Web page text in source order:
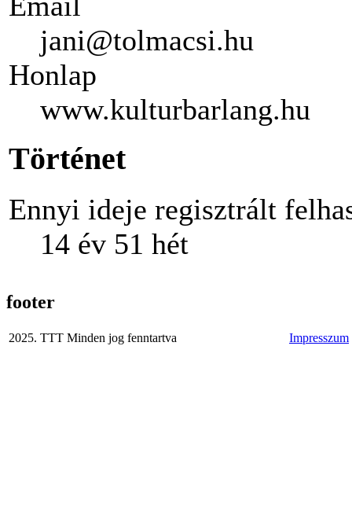
jani@tolmacsi.hu
Honlap
www.kulturbarlang.hu
Történet
Ennyi ideje regisztrált
14 év 51 hét
footer
2025. TTT Minden jog fenntartva Impresszum